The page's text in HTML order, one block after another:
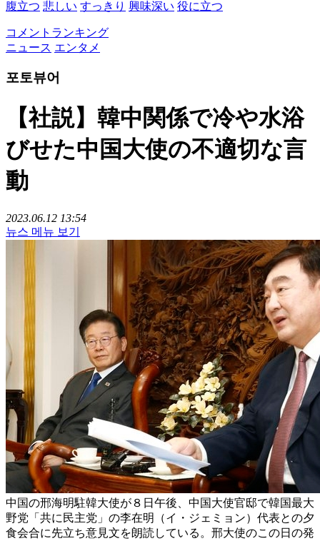
腹立つ 悲しい すっきり 興味深い 役に立つ
コメントランキング
ニュース エンタメ
포토뷰어
【社説】韓中関係で冷や水浴
びせた中国大使の不適切な言
動
2023.06.12 13:54
뉴스 메뉴 보기
中国の邢海明駐韓大使が８日午後、中国大使官邸で韓国最大
野党「共に民主党」の李在明（イ・ジェミョン）代表との夕
食会合に先立ち意見文を朗読している。邢大使のこの日の発